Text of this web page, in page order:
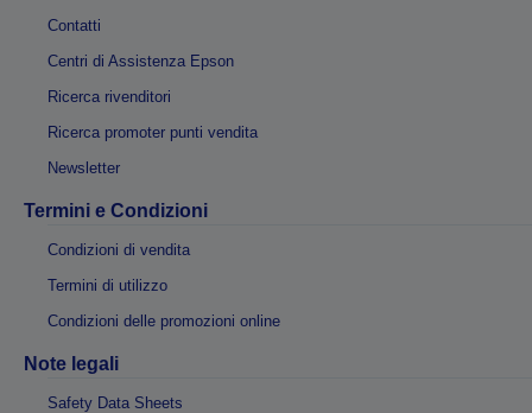
Contatti
Centri di Assistenza Epson
Ricerca rivenditori
Ricerca promoter punti vendita
Newsletter
Termini e Condizioni
Condizioni di vendita
Termini di utilizzo
Condizioni delle promozioni online
Note legali
Safety Data Sheets